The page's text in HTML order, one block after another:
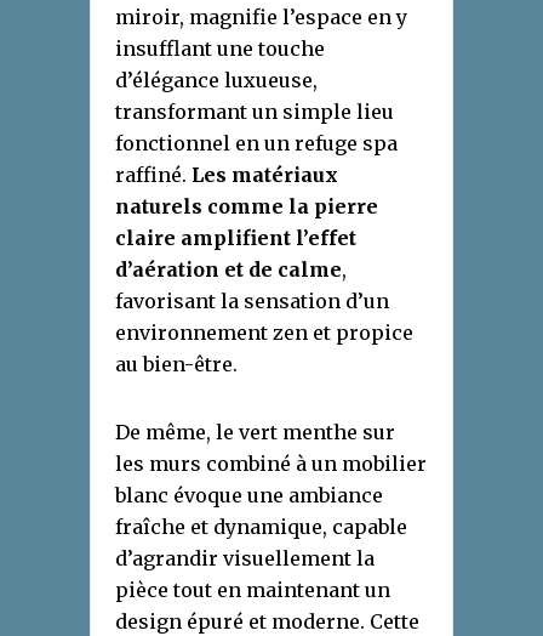
miroir, magnifie l’espace en y
insufflant une touche
d’élégance luxueuse,
transformant un simple lieu
fonctionnel en un refuge spa
raffiné. Les matériaux
naturels comme la pierre
claire amplifient l’effet
d’aération et de calme,
favorisant la sensation d’un
environnement zen et propice
au bien-être.
De même, le vert menthe sur
les murs combiné à un mobilier
blanc évoque une ambiance
fraîche et dynamique, capable
d’agrandir visuellement la
pièce tout en maintenant un
design épuré et moderne. Cette